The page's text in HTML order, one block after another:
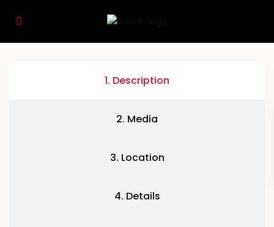
1. Description
2. Media
3. Location
4. Details